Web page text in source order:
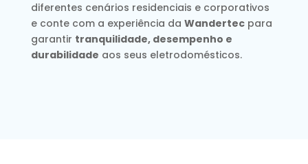
diferentes cenários residenciais e corporativos
e conte com a experiência da Wandertecpara
garantir tranquilidade, desempenho e
durabilidade aos seus eletrodomésticos.